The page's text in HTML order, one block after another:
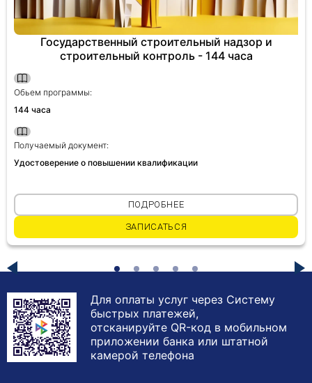
Государственный строительный надзор и
строительный контроль - 144 часа
Обьем программы:
144 часа
Получаемый документ:
Удостоверение о повышении квалификации
ПОДРОБНЕЕ
ЗАПИСАТЬСЯ
Для оплаты услуг через Систему
быстрых платежей,
отсканируйте QR-код в мобильном
приложении банка или штатной
камерой телефона